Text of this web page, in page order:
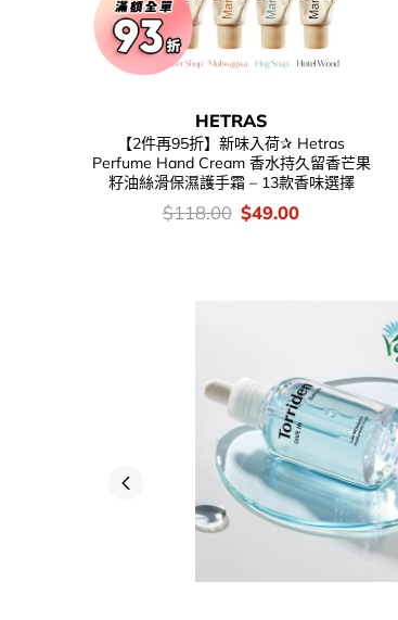
HETRAS
【2件再95折】新味入荷✰ Hetras
Perfume Hand Cream 香水持久留香芒果
籽油絲滑保濕護手霜 – 13款香味選擇
價
錢：
$118.00 Original
price
$49.00Current